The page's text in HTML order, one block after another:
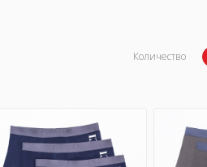
Количество